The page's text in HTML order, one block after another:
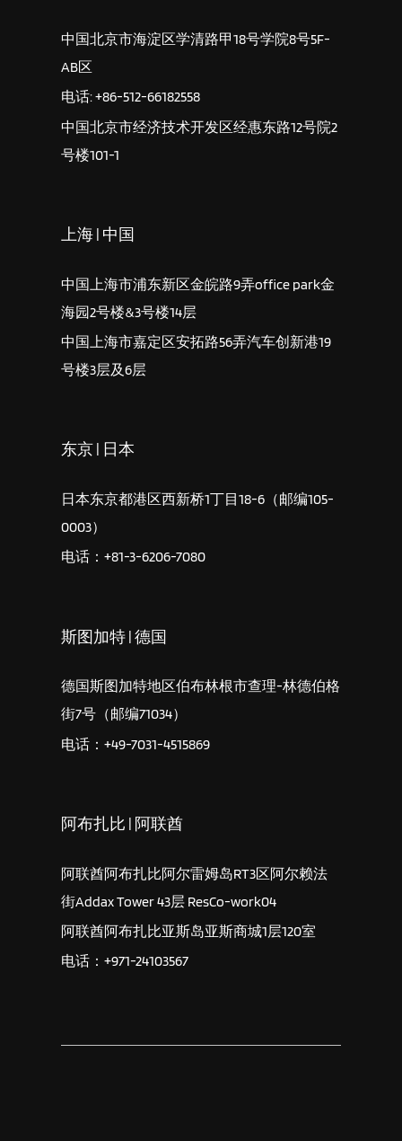
中国北京市海淀区学清路甲18号学院8号5F-
AB区
电话: +86-512-66182558
中国北京市经济技术开发区经惠东路12号院2
号楼101-1
上海 | 中国
中国上海市浦东新区金皖路9弄office park金
海园2号楼&3号楼14层
中国上海市嘉定区安拓路56弄汽车创新港19
号楼3层及6层
东京 | 日本
日本东京都港区西新桥1丁目18-6（邮编105-
0003）
电话：+81-3-6206-7080
斯图加特 | 德国
德国斯图加特地区伯布林根市查理-林德伯格
街7号（邮编71034）
电话：+49-7031-4515869
阿布扎比 | 阿联酋
阿联酋阿布扎比阿尔雷姆岛RT3区阿尔赖法
街Addax Tower 43层 ResCo-work04
阿联酋阿布扎比亚斯岛亚斯商城1层120室
电话：+971-24103567